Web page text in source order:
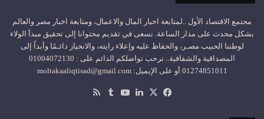
مجتمع الاقتصاد الأول ..لمتابعة اخبار المال والاعمال، ومتابعة اخبار مصر والعالم
بشكل محدث على مدار الساعة. نسعى في تقديم محتوانا إلى تحقيق مبدأ الولاء
لوطننا الحبيب مصـر، والحفاظ عليه وإعلاء رايته، والانحياز دائـمًا وأبداً إلى
المصداقية والشفافية.. نرحب تواصلكم الدائم على : 01004072130
01274851011 أو على الإيميل: moltakaaliqtisad@gmail.com
فيسبوك
‫X لينكدإن‫YouTube